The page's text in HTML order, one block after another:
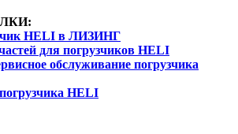
HELI в ЛИЗИНГ
для погрузчиков HELI
обслуживание погрузчика
HELI